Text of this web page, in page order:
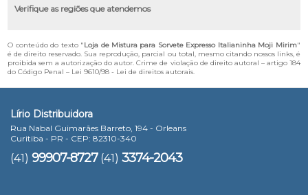
Verifique as regiões que atendemos
O conteúdo do texto "Loja de Mistura para Sorvete Expresso Italianinha Moji Mirim"
é de direito reservado. Sua reprodução, parcial ou total, mesmo citando nossos links, é
proibida sem a autorização do autor. Crime de violação de direito autoral – artigo 184
do Código Penal – Lei 9610/98 - Lei de direitos autorais.
Lírio Distribuidora
Rua Nabal Guimarães Barreto, 194 - Orleans
Curitiba - PR - CEP: 82310-340
(41) 99907-8727 (41) 3374-2043